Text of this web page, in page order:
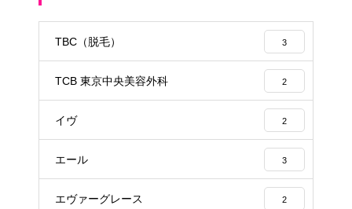
TBC（脱毛） 3
TCB 東京中央美容外科 2
イヴ 2
エール 3
エヴァーグレース 2